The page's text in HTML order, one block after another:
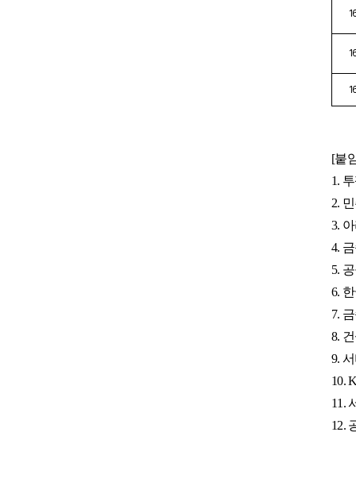
[붙
1.
2.
3.
4.
5.
6.
7.
8.
9.
10.
11.
12.